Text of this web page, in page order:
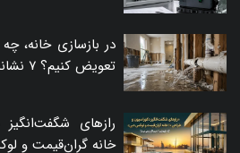
در بازسازی خانه، چه
تعویض کنیم؟ ۷ نشانه‌ای که نباید نادیده بگیرید
خانه گران‌قیمت و